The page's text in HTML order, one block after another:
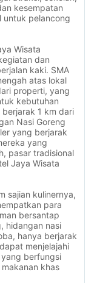
kesempatan
untuk pelancong
Wisata
dan
kaki. SMA
atas lokal
properti, yang
kebutuhan
berjarak 1 km dari
Nasi Goreng
yang berjarak
yang
pasar tradisional
Jaya Wisata
sajian kulinernya,
para
bersantap
hidangan nasi
hanya berjarak
menjelajahi
yang berfungsi
khas